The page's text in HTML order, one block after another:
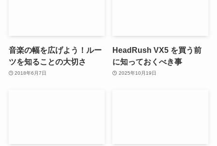
音楽の幅を広げよう！ルー
ツを知ることの大切さ
2018年6月7日
HeadRush VX5 を買う前
に知っておくべき事
2025年10月19日